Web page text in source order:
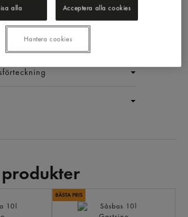
LOGGA IN
produktinfo
alla Acceptera alla cookies
Hantera cookies